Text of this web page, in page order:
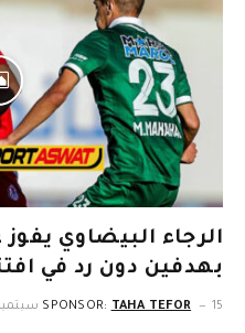
الرجاء البيضاوي
بهدفين دون رد في
SPONSOR: TAHA TEFOR 15 سبتمبر، 2025